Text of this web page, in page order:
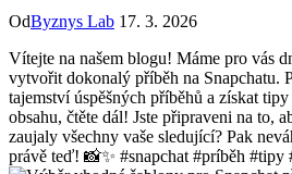
OdByznys Lab 17. 3. 2026
Vítejte na našem blogu! Máme pro vás
vytvořit dokonalý příběh na Snapchatu.
tajemství úspěšných příběhů a získat
obsahu, čtěte dál! Jste připraveni na to,
zaujaly všechny vaše sledující? Pak
právě teď! 📸✨ #snapchat #príběh #tipy